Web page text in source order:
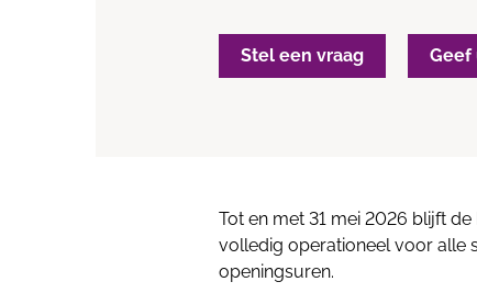
Stel een vraag Geef
Tot en met 31 mei 2026 blijft
volledig operationeel voor alle
openingsuren.